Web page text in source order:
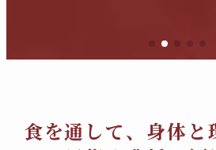
食を通して、身体と